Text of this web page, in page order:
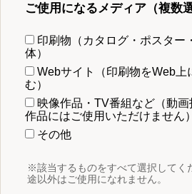
ご使用になるメディア（複数
印刷物（カタログ・ポスター
体）
Webサイト（印刷物をWeb上
む）
映像作品・TV番組など（動
作品にはご使用いただけません）
その他
※該当するものをすべて選択してく
途以外はご使用になれません。